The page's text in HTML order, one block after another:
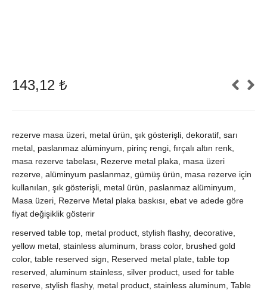
143,12 ₺
rezerve masa üzeri, metal ürün, şık gösterişli, dekoratif, sarı
metal, paslanmaz alüminyum, pirinç rengi, fırçalı altın renk,
masa rezerve tabelası, Rezerve metal plaka, masa üzeri
rezerve, alüminyum paslanmaz, gümüş ürün, masa rezerve için
kullanılan, şık gösterişli, metal ürün, paslanmaz alüminyum,
Masa üzeri, Rezerve Metal plaka baskısı, ebat ve adede göre
fiyat değişiklik gösterir
reserved table top, metal product, stylish flashy, decorative,
yellow metal, stainless aluminum, brass color, brushed gold
color, table reserved sign, Reserved metal plate, table top
reserved, aluminum stainless, silver product, used for table
reserve, stylish flashy, metal product, stainless aluminum, Table